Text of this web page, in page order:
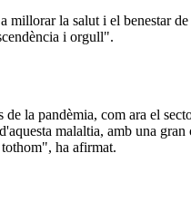
la salut i el benestar
i orgull".
la pandèmia, com ara el
malaltia, amb una
ha afirmat.